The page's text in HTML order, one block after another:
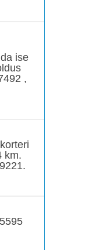
ise
,
km.